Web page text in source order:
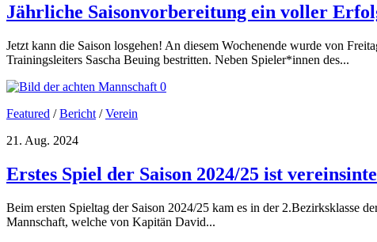
Jährliche Saisonvorbereitung ein voller
Jetzt kann die Saison losgehen! An diesem Wochenende wurde von
Trainingsleiters Sascha Beuing bestritten. Neben Spieler*innen des...
0
Featured /Bericht /Verein
21. Aug. 2024
Erstes Spiel der Saison 2024/25 ist
Beim ersten Spieltag der Saison 2024/25 kam es in der 2.Bezirksklasse
Mannschaft, welche von Kapitän David...